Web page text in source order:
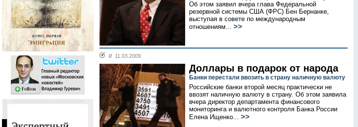
Об этом заявил вчера глава Федеральной
резервной системы США (ФРС) Бен Бернанке,
выступая в совете по международным
отношениям... >>
// 11.03.2009
Доллары в подарок от народа
Банки перестали ввозить в страну наличную валюту
Российские банки второй месяц практически не
ввозят наличную валюту в страну. Об этом заявила
вчера директор департамента финансового
мониторинга и валютного контроля Банка России
Елена Ищенко... >>